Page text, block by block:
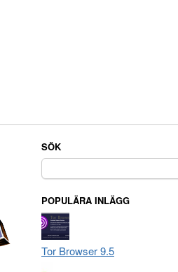
SÖK
Sök
efter:
POPULÄRA INLÄGG
Tor Browser 9.5